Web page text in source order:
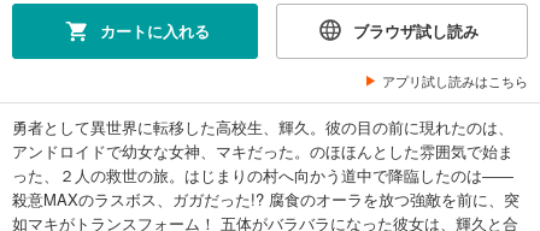
カートに入れる ブラウザ試し読み
アプリ試し読みはこちら
勇者として異世界に転移した高校生、輝久。彼の目の前に現れたのは、
アンドロイドで幼女な女神、マキだった。のほほんとした雰囲気で始ま
った、２人の救世の旅。はじまりの村へ向かう道中で降臨したのは――
殺意MAXのラスボス、ガガだった!? 腐食のオーラを放つ強敵を前に、突
如マキがトランスフォーム！ 五体がバラバラになった彼女は、輝久と合